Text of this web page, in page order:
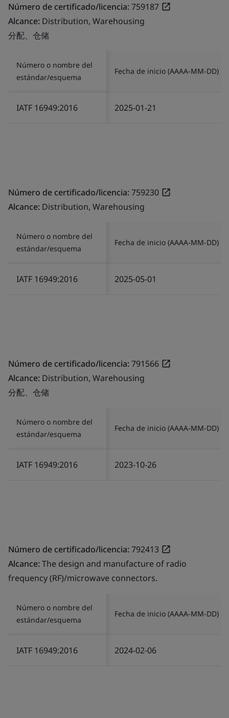
Número de certificado/licencia:759187
Alcance: Distribution, Warehousing
分配、仓储
Número o nombre del
estándar/esquema
Fecha de inicio (AAAA-MM-DD)
IATF 16949:2016 2025-01-21
Número de certificado/licencia:759230
Alcance: Distribution, Warehousing
Número o nombre del
estándar/esquema
Fecha de inicio (AAAA-MM-DD)
IATF 16949:2016 2025-05-01
Número de certificado/licencia:791566
Alcance: Distribution, Warehousing
分配、仓储
Número o nombre del
estándar/esquema
Fecha de inicio (AAAA-MM-DD)
IATF 16949:2016 2023-10-26
Número de certificado/licencia:792413
Alcance:The design and manufacture of radio
frequency (RF)/microwave connectors.
Número o nombre del
estándar/esquema
Fecha de inicio (AAAA-MM-DD)
IATF 16949:2016 2024-02-06